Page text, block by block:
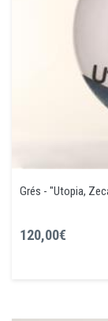
Grés - "Utopia,
120,00€